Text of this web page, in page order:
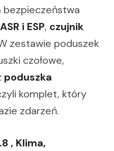
bezpieczeństwa
i ESP, czujnik
zestawie poduszek
czołowe,
poduszka
komplet, który
zdarzeń.
, Klima,